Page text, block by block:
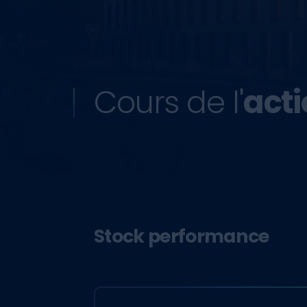
Cours de l'
Stock performance